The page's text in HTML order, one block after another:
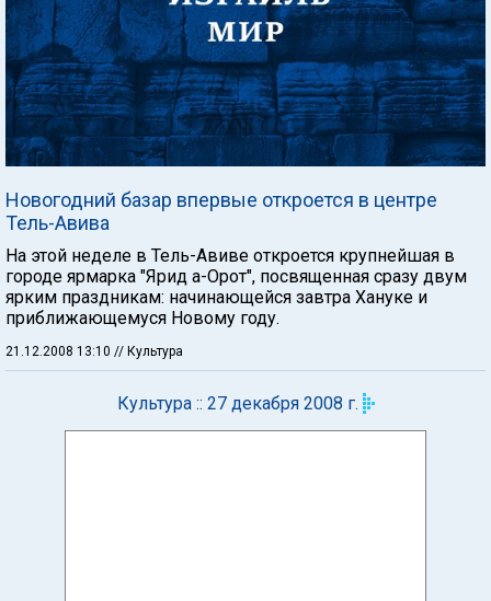
Новогодний базар впервые откроется в центре
Тель-Авива
На этой неделе в Тель-Авиве откроется крупнейшая в
городе ярмарка "Ярид а-Орот", посвященная сразу двум
ярким праздникам: начинающейся завтра Хануке и
приближающемуся Новому году.
21.12.2008 13:10 // Культура
Культура :: 27 декабря 2008 г.